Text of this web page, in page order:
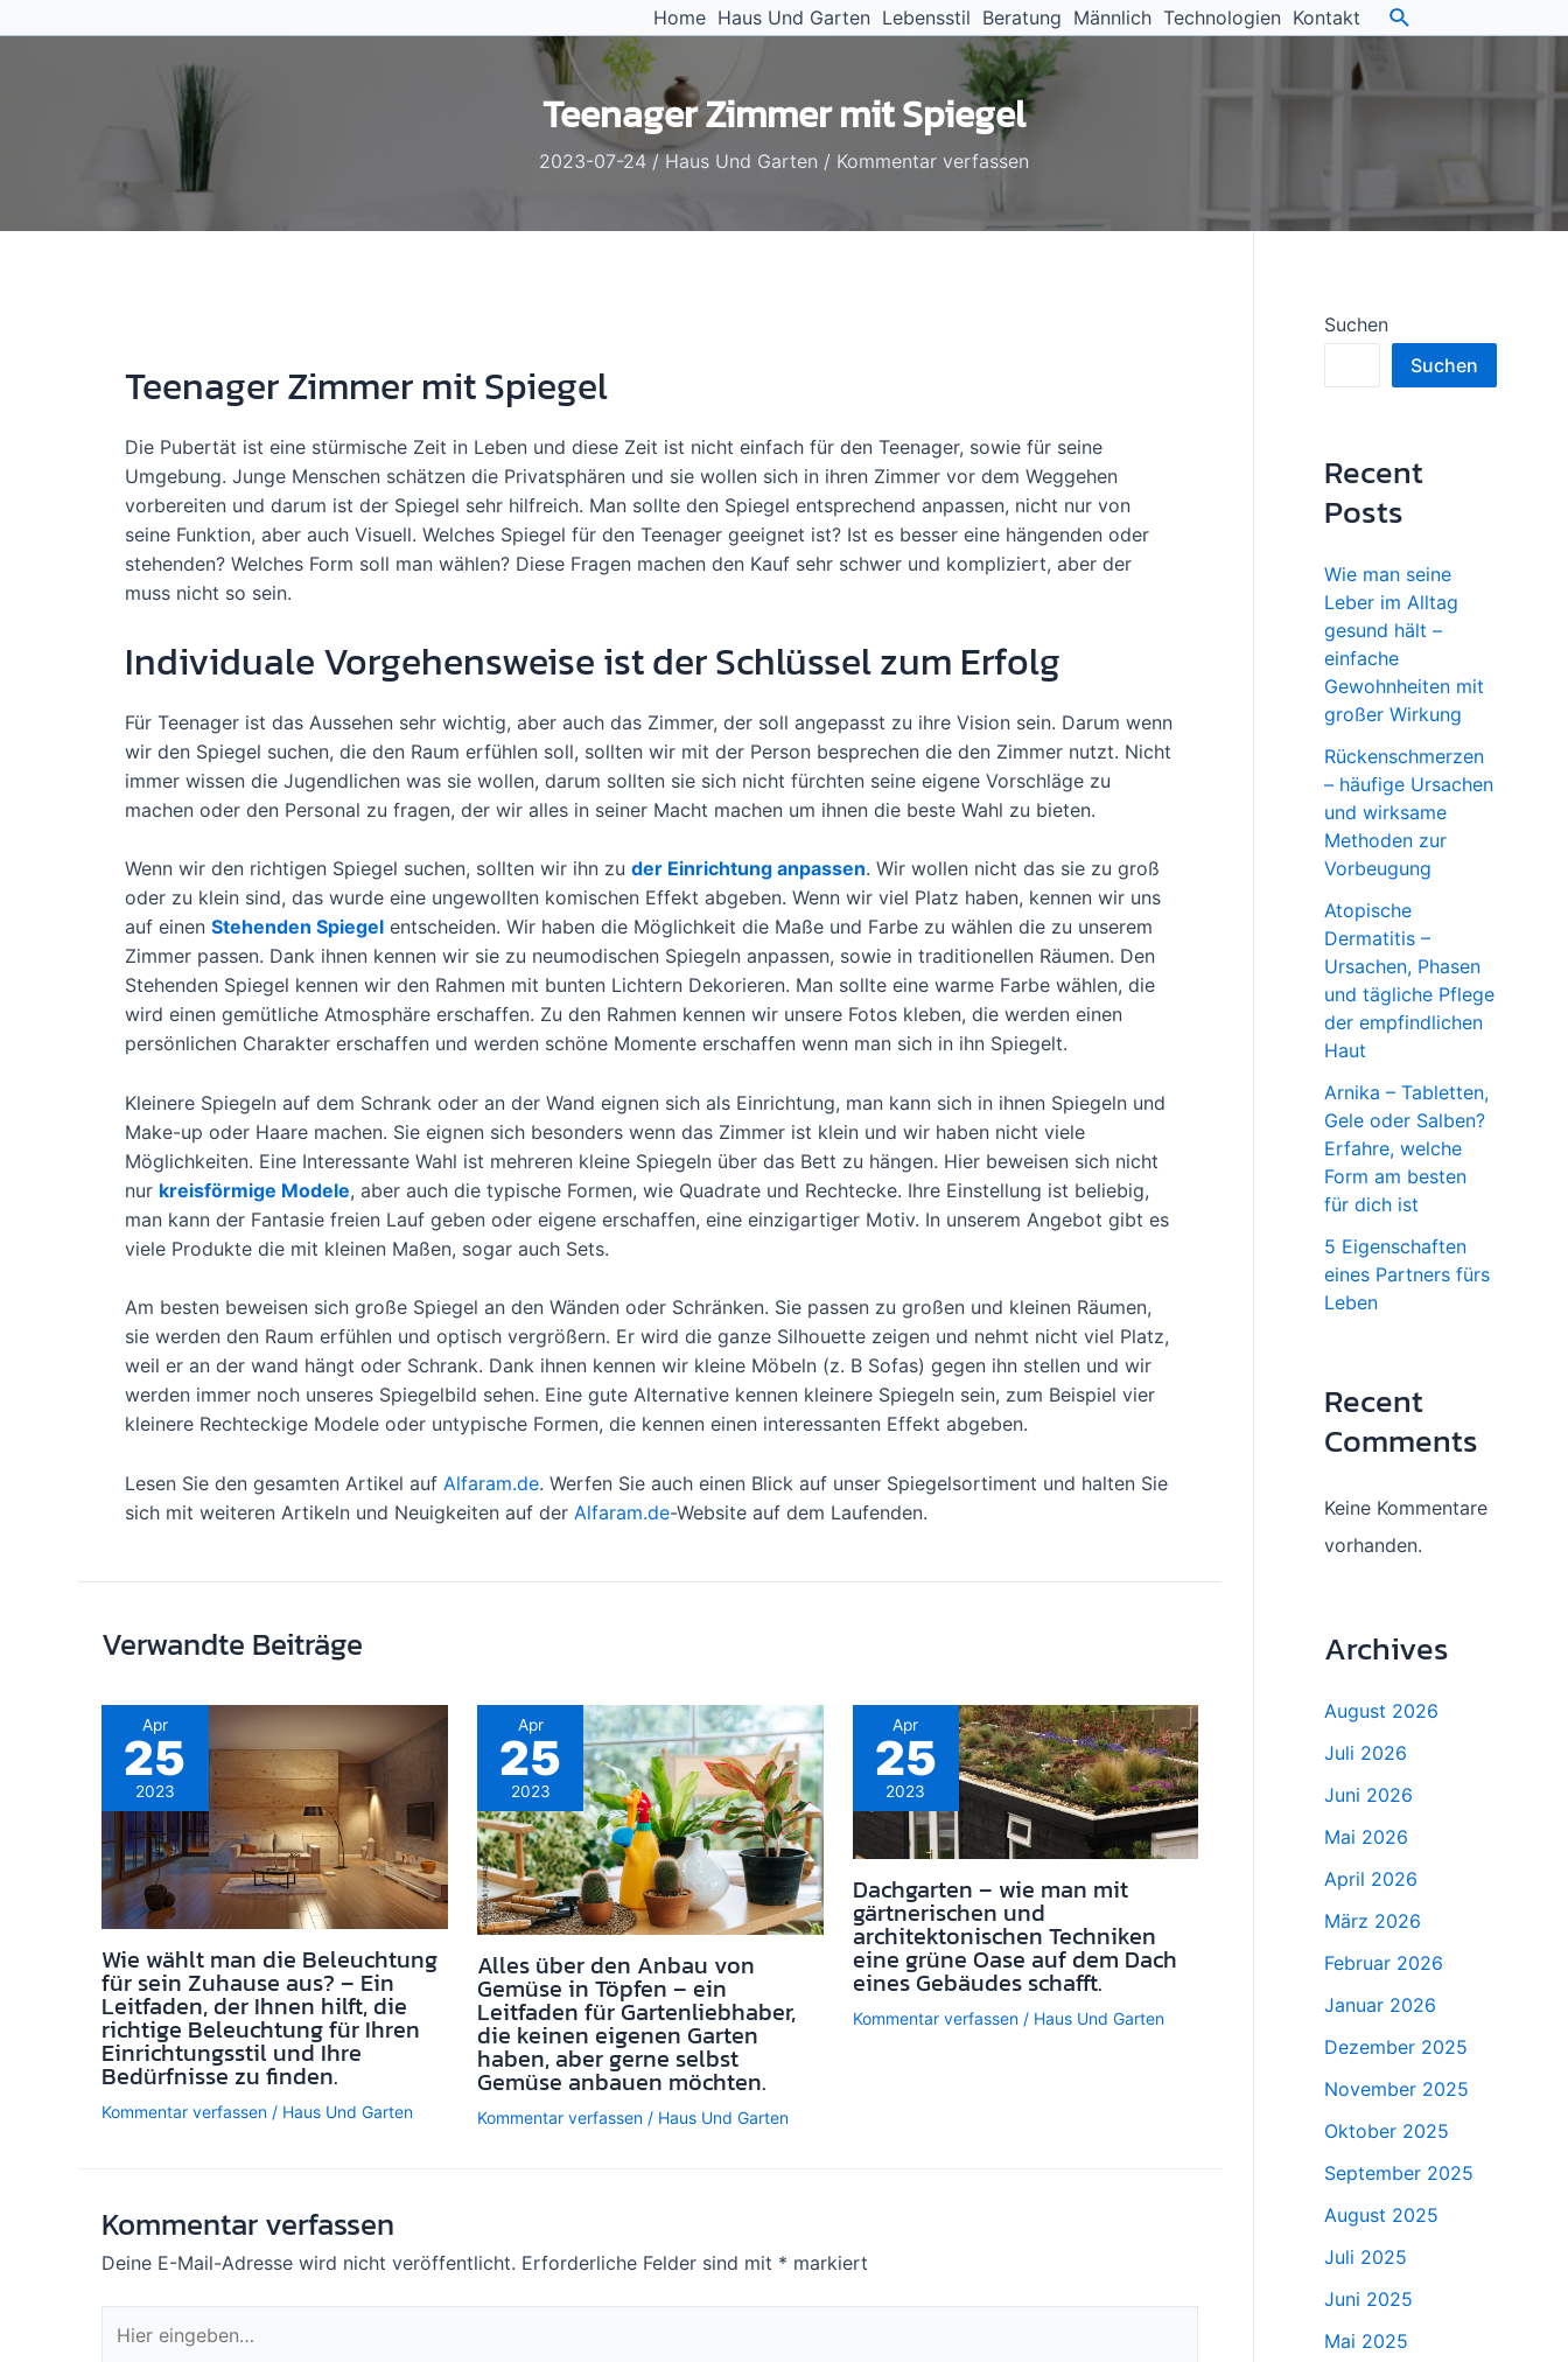
Inhalt
Home Haus Und Garten Lebensstil Beratung Männlich Technologien Kontakt
Teenager Zimmer mit Spiegel
2023-07-24 / Haus Und Garten / Kommentar verfassen
Teenager Zimmer mit Spiegel
Die Pubertät ist eine stürmische Zeit in Leben und diese Zeit ist nicht einfach für den Teenager, sowie für seine
Umgebung. Junge Menschen schätzen die Privatsphären und sie wollen sich in ihren Zimmer vor dem Weggehen
vorbereiten und darum ist der Spiegel sehr hilfreich. Man sollte den Spiegel entsprechend anpassen, nicht nur von
seine Funktion, aber auch Visuell. Welches Spiegel für den Teenager geeignet ist? Ist es besser eine hängenden oder
stehenden? Welches Form soll man wählen? Diese Fragen machen den Kauf sehr schwer und kompliziert, aber der
muss nicht so sein.
Individuale Vorgehensweise ist der Schlüssel zum Erfolg
Für Teenager ist das Aussehen sehr wichtig, aber auch das Zimmer, der soll angepasst zu ihre Vision sein. Darum wenn
wir den Spiegel suchen, die den Raum erfühlen soll, sollten wir mit der Person besprechen die den Zimmer nutzt. Nicht
immer wissen die Jugendlichen was sie wollen, darum sollten sie sich nicht fürchten seine eigene Vorschläge zu
machen oder den Personal zu fragen, der wir alles in seiner Macht machen um ihnen die beste Wahl zu bieten.
Wenn wir den richtigen Spiegel suchen, sollten wir ihn zuder Einrichtung anpassen. Wir wollen nicht das sie zu groß
oder zu klein sind, das wurde eine ungewollten komischen Effekt abgeben. Wenn wir viel Platz haben, kennen wir uns
auf einenStehenden Spiegel entscheiden. Wir haben die Möglichkeit die Maße und Farbe zu wählen die zu unserem
Zimmer passen. Dank ihnen kennen wir sie zu neumodischen Spiegeln anpassen, sowie in traditionellen Räumen. Den
Stehenden Spiegel kennen wir den Rahmen mit bunten Lichtern Dekorieren. Man sollte eine warme Farbe wählen, die
wird einen gemütliche Atmosphäre erschaffen. Zu den Rahmen kennen wir unsere Fotos kleben, die werden einen
persönlichen Charakter erschaffen und werden schöne Momente erschaffen wenn man sich in ihn Spiegelt.
Kleinere Spiegeln auf dem Schrank oder an der Wand eignen sich als Einrichtung, man kann sich in ihnen Spiegeln und
Make-up oder Haare machen. Sie eignen sich besonders wenn das Zimmer ist klein und wir haben nicht viele
Möglichkeiten. Eine Interessante Wahl ist mehreren kleine Spiegeln über das Bett zu hängen. Hier beweisen sich nicht
nur kreisförmige Modele, aber auch die typische Formen, wie Quadrate und Rechtecke. Ihre Einstellung ist beliebig,
man kann der Fantasie freien Lauf geben oder eigene erschaffen, eine einzigartiger Motiv. In unserem Angebot gibt es
viele Produkte die mit kleinen Maßen, sogar auch Sets.
Am besten beweisen sich große Spiegel an den Wänden oder Schränken. Sie passen zu großen und kleinen Räumen,
sie werden den Raum erfühlen und optisch vergrößern. Er wird die ganze Silhouette zeigen und nehmt nicht viel Platz,
weil er an der wand hängt oder Schrank. Dank ihnen kennen wir kleine Möbeln (z. B Sofas) gegen ihn stellen und wir
werden immer noch unseres Spiegelbild sehen. Eine gute Alternative kennen kleinere Spiegeln sein, zum Beispiel vier
kleinere Rechteckige Modele oder untypische Formen, die kennen einen interessanten Effekt abgeben.
Lesen Sie den gesamten Artikel auf Alfaram.de. Werfen Sie auch einen Blick auf unser Spiegelsortiment und halten Sie
sich mit weiteren Artikeln und Neuigkeiten auf der Alfaram.de-Website auf dem Laufenden.
Verwandte Beiträge
Apr
25
2023
Wie wählt man die Beleuchtung
für sein Zuhause aus? – Ein
Leitfaden, der Ihnen hilft, die
richtige Beleuchtung für Ihren
Einrichtungsstil und Ihre
Bedürfnisse zu finden.
Kommentar verfassen / Haus Und Garten
Apr
25
2023
Alles über den Anbau von
Gemüse in Töpfen – ein
Leitfaden für Gartenliebhaber,
die keinen eigenen Garten
haben, aber gerne selbst
Gemüse anbauen möchten.
Kommentar verfassen / Haus Und Garten
Apr
25
2023
Dachgarten – wie man mit
gärtnerischen und
architektonischen Techniken
eine grüne Oase auf dem Dach
eines Gebäudes schafft.
Kommentar verfassen / Haus Und Garten
Kommentar verfassen
Deine E-Mail-Adresse wird nicht veröffentlicht. Erforderliche Felder sind mit * markiert
eingeben…
Suchen
Suchen
Recent
Posts
Wie man seine
Leber im Alltag
gesund hält –
einfache
Gewohnheiten mit
großer Wirkung
Rückenschmerzen
– häufige Ursachen
und wirksame
Methoden zur
Vorbeugung
Atopische
Dermatitis –
Ursachen, Phasen
und tägliche Pflege
der empfindlichen
Haut
Arnika – Tabletten,
Gele oder Salben?
Erfahre, welche
Form am besten
für dich ist
5 Eigenschaften
eines Partners fürs
Leben
Recent
Comments
Keine Kommentare
vorhanden.
Archives
August 2026
Juli 2026
Juni 2026
Mai 2026
April 2026
März 2026
Februar 2026
Januar 2026
Dezember 2025
November 2025
Oktober 2025
September 2025
August 2025
Juli 2025
Juni 2025
Mai 2025